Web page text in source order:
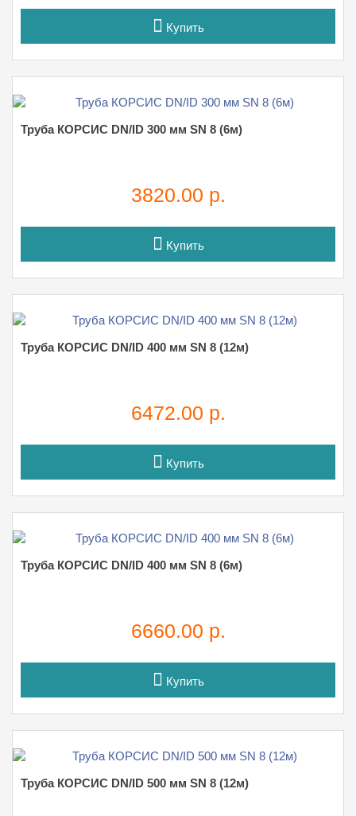
Купить
Труба КОРСИС DN/ID 300 мм SN 8 (6м)
3820.00 р.
Купить
Труба КОРСИС DN/ID 400 мм SN 8 (12м)
6472.00 р.
Купить
Труба КОРСИС DN/ID 400 мм SN 8 (6м)
6660.00 р.
Купить
Труба КОРСИС DN/ID 500 мм SN 8 (12м)